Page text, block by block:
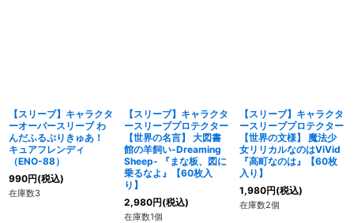
【スリーブ】キャラクタ
ーオーバースリーブ わ
んだふるぷりきゅあ！
キュアフレンディ
（ENO-88）
990円(税込)
在庫数3
【スリーブ】キャラクタ
ースリーブプロテクター
【世界の名言】 大図書
館の羊飼い-Dreaming
Sheep- 『まな板、図に
乗るなよ』【60枚入
り】
2,980円(税込)
在庫数1個
【スリーブ】キャラクタ
ースリーブプロテクター
【世界の文様】 魔法少
女リリカルなのはViVid
『高町なのは』【60枚
入り】
1,980円(税込)
在庫数2個